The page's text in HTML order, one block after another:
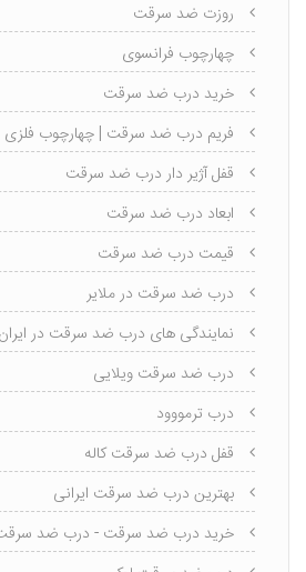
روزت ضد سرقت
چهارچوب فرانسوی
خرید درب ضد سرقت
فریم درب ضد سرقت | چهارچوب فلزی
قفل آژیر دار درب ضد سرقت
ابعاد درب ضد سرقت
قیمت درب ضد سرقت
درب ضد سرقت در ملایر
نمایندگی های درب ضد سرقت در ایران
درب ضد سرقت ویلایی
درب ترمووود
قفل درب ضد سرقت کاله
بهترین درب ضد سرقت ایرانی
خرید درب ضد سرقت - درب ضد سرقت